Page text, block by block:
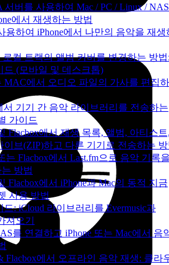
서버를 사용하여 Mac / PC / Linux /
에서 재생하는 방법
용하여 iPhone에서 나만의 음악을 재생
로컬 트랙의 앨범 커버를 변경하는 방
드 (모바일 및 데스크톱)
MAC에서 오디오 파일의 가사를 편집
서 기기 간 음악 라이브러리를 전송하는
가이드
Flacbox에서 재생 목록, 앨범, 아티스
이브(ZIP)하고 다른 기기로 전송하는
는 Flacbox에서 Last.fm으로 음악 기록
방법
Flacbox에서 iPhone과 Mac의 동적 지금
사용 방법
드: iCloud 라이브러리를 Evermusic과
져오기
를 연결하고 iPhone 또는 Mac에서 음
Flacbox에서 오프라인 음악 재생: 클라